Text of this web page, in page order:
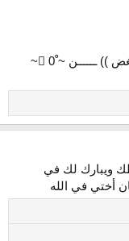
)) ــــــن ~ ْ0 ْ~
ويبارك لك في
أختي في الله